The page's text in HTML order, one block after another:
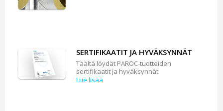
SERTIFIKAATIT JA HYVÄKSYNNÄT
Täältä löydät PAROC-tuotteiden
sertifikaatit ja hyväksynnät
Lue lisää